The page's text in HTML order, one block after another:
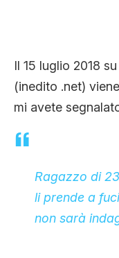
TRUFFE E
CLIMA ED
CONTATTI
Il 15 luglio 2018
(inedito .net)
mi avete
Ragazzo di
li prende a
non sarà